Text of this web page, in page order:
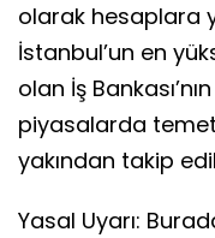
olarak hesaplara
İstanbul’un en
olan İş
piyasalarda
yakından takip
Yasal Uyarı: